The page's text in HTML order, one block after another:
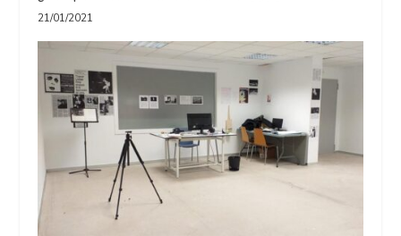
21/01/2021